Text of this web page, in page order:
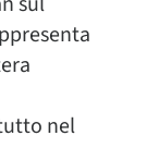
nel